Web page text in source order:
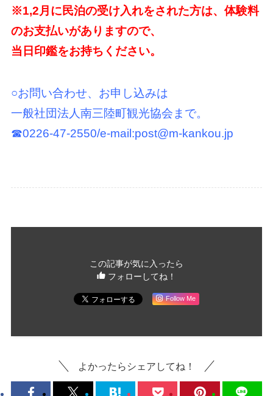
※1,2月に民泊の受け入れをされた方は、体験料
のお支払いがありますので、
当日印鑑をお持ちください。
○お問い合わせ、お申し込みは
一般社団法人南三陸町観光協会まで。
☎0226-47-2550/e-mail:post@m-kankou.jp
この記事が気に入ったら
フォローしてね！
Follow Me
よかったらシェアしてね！